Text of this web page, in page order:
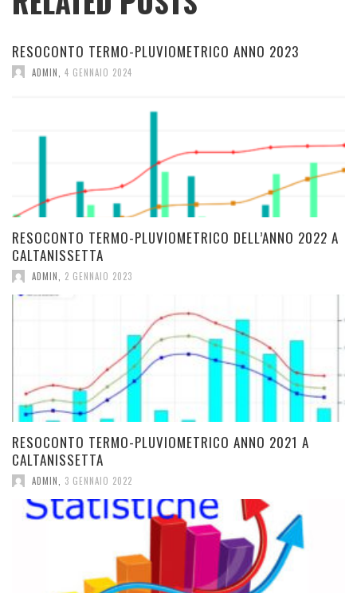
RESOCONTO TERMO-PLUVIOMETRICO ANNO 2023
ADMIN 4 GENNAIO 2024
RESOCONTO TERMO-PLUVIOMETRICO DELL’ANNO 2022 A
CALTANISSETTA
ADMIN, 2 GENNAIO 2023
RESOCONTO TERMO-PLUVIOMETRICO ANNO 2021 A
CALTANISSETTA
ADMIN 3 GENNAIO 2022